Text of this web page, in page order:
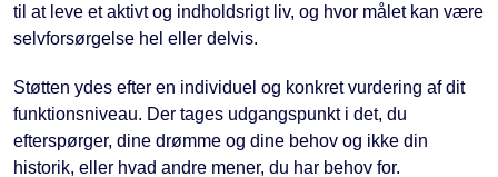
til at leve et aktivt og indholdsrigt liv, og hvor målet kan være
selvforsørgelse hel eller delvis.
Støtten ydes efter en individuel og konkret vurdering af dit
funktionsniveau. Der tages udgangspunkt i det, du
efterspørger, dine drømme og dine behov og ikke din
historik, eller hvad andre mener, du har behov for.